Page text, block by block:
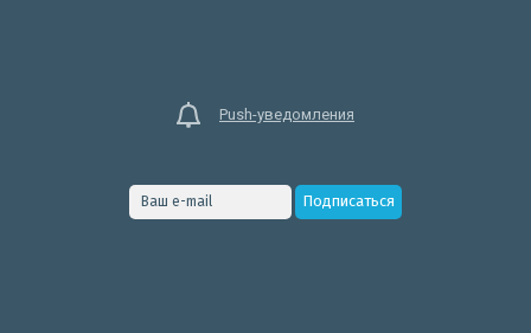
Push-уведомления